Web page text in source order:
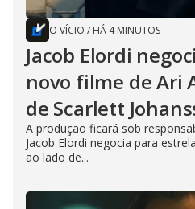
O VÍCIO / HÁ 4 MINUTOS
Jacob Elordi
novo filme de Ari
de Scarlett
A produção ficará sob
Jacob Elordi negocia para
ao lado de...